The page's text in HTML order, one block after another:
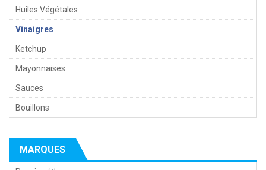
Huiles Végétales
Vinaigres
Ketchup
Mayonnaises
Sauces
Bouillons
MARQUES